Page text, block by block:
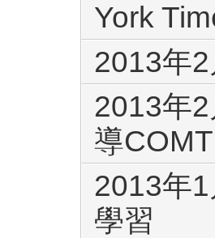
York
2013年
2013年
導
2013年
學習